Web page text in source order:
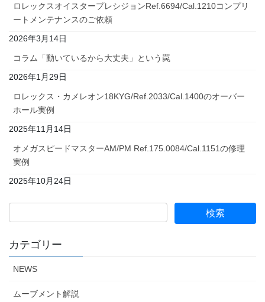
ロレックスオイスタープレシジョンRef.6694/Cal.1210コンプリ
ートメンテナンスのご依頼
2026年3月14日
コラム「動いているから大丈夫」という罠
2026年1月29日
ロレックス・カメレオン18KYG/Ref.2033/Cal.1400のオーバー
ホール実例
2025年11月14日
オメガスピードマスターAM/PM Ref.175.0084/Cal.1151の修理
実例
2025年10月24日
カテゴリー
NEWS
ムーブメント解説